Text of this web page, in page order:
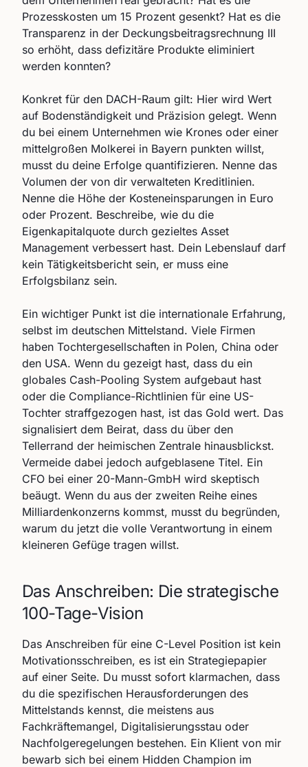
Prozesskosten um 15 Prozent gesenkt? Hat es die
Transparenz in der Deckungsbeitragsrechnung III
so erhöht, dass defizitäre Produkte eliminiert
werden konnten?
Konkret für den DACH-Raum gilt: Hier wird Wert
auf Bodenständigkeit und Präzision gelegt. Wenn
du bei einem Unternehmen wie Krones oder einer
mittelgroßen Molkerei in Bayern punkten willst,
musst du deine Erfolge quantifizieren. Nenne das
Volumen der von dir verwalteten Kreditlinien.
Nenne die Höhe der Kosteneinsparungen in Euro
oder Prozent. Beschreibe, wie du die
Eigenkapitalquote durch gezieltes Asset
Management verbessert hast. Dein Lebenslauf darf
kein Tätigkeitsbericht sein, er muss eine
Erfolgsbilanz sein.
Ein wichtiger Punkt ist die internationale Erfahrung,
selbst im deutschen Mittelstand. Viele Firmen
haben Tochtergesellschaften in Polen, China oder
den USA. Wenn du gezeigt hast, dass du ein
globales Cash-Pooling System aufgebaut hast
oder die Compliance-Richtlinien für eine US-
Tochter straffgezogen hast, ist das Gold wert. Das
signalisiert dem Beirat, dass du über den
Tellerrand der heimischen Zentrale hinausblickst.
Vermeide dabei jedoch aufgeblasene Titel. Ein
CFO bei einer 20-Mann-GmbH wird skeptisch
beäugt. Wenn du aus der zweiten Reihe eines
Milliardenkonzerns kommst, musst du begründen,
warum du jetzt die volle Verantwortung in einem
kleineren Gefüge tragen willst.
Das Anschreiben: Die strategische
100-Tage-Vision
Das Anschreiben für eine C-Level Position ist kein
Motivationsschreiben, es ist ein Strategiepapier
auf einer Seite. Du musst sofort klarmachen, dass
du die spezifischen Herausforderungen des
Mittelstands kennst, die meistens aus
Fachkräftemangel, Digitalisierungsstau oder
Nachfolgeregelungen bestehen. Ein Klient von mir
bewarb sich bei einem Hidden Champion im